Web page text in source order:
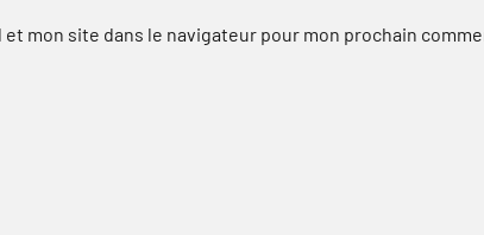
mon site dans le navigateur pour mon prochain